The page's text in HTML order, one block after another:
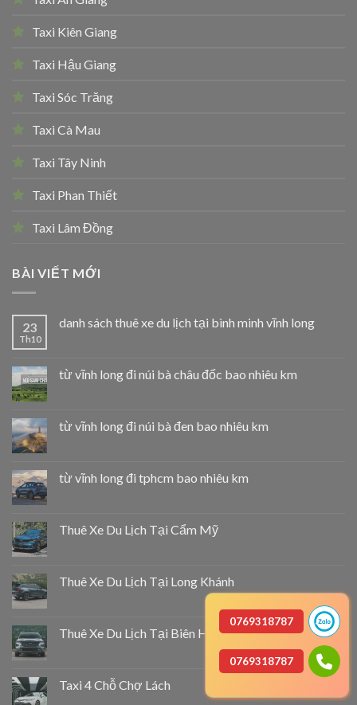
Taxi Kiên Giang
Taxi Hậu Giang
Taxi Sóc Trăng
Taxi Cà Mau
Taxi Tây Ninh
Taxi Phan Thiết
Taxi Lâm Đồng
BÀI VIẾT MỚI
23
Th10
danh sách thuê xe du lịch tại bình minh vĩnh long
từ vĩnh long đi núi bà châu đốc bao nhiêu km
từ vĩnh long đi núi bà đen bao nhiêu km
từ vĩnh long đi tphcm bao nhiêu km
Thuê Xe Du Lịch Tại Cẩm Mỹ
Thuê Xe Du Lịch Tại Long Khánh
Thuê Xe Du Lịch Tại Biên Hòa
Taxi 4 Chỗ Chợ Lách
0769318787
0769318787